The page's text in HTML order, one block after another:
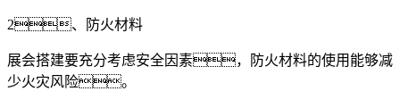
2、防火材料
展会搭建要充分考虑安全因素，防火材料的使用能够减
少火灾风险。